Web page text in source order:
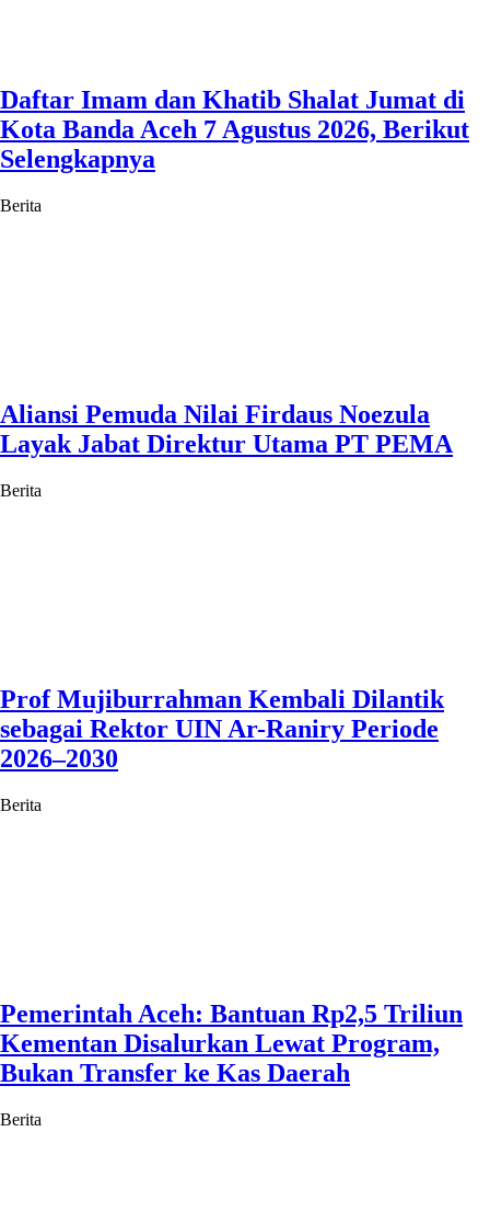
Daftar Imam dan Khatib Shalat Jumat di
Kota Banda Aceh 7 Agustus 2026, Berikut
Selengkapnya
Berita
Aliansi Pemuda Nilai Firdaus Noezula
Layak Jabat Direktur Utama PT PEMA
Berita
Prof Mujiburrahman Kembali Dilantik
sebagai Rektor UIN Ar-Raniry Periode
2026–2030
Berita
Pemerintah Aceh: Bantuan Rp2,5 Triliun
Kementan Disalurkan Lewat Program,
Bukan Transfer ke Kas Daerah
Berita